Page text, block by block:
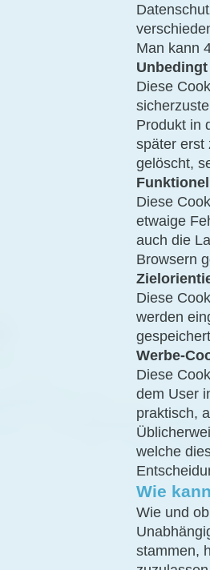
Man kann
Diese
Produkt in
später erst
gelöscht,
Diese
etwaige
auch die
Browsern
Diese
werden
Werbe-
Diese
dem User
praktisch,
welche
Wie
Wie und
stammen,